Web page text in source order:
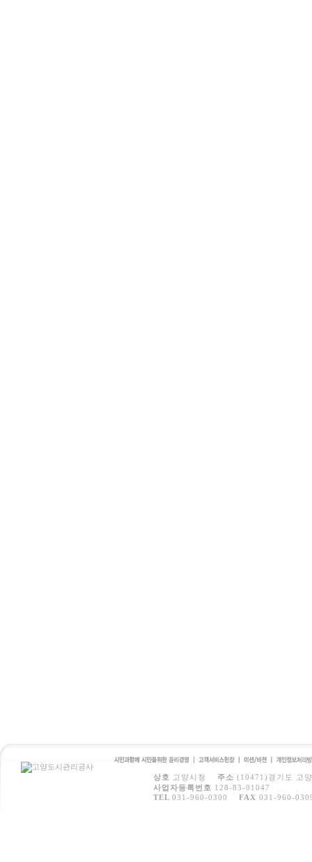
한 윤리경영
헌장
방침
상호 고양시청 주소 (10471)경기도 고
사업자등록번호 128-83-01047
TEL 031-960-0300 FAX 031-960-